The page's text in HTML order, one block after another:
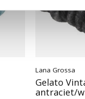
Lana Grossa
Gelato
antraciet/